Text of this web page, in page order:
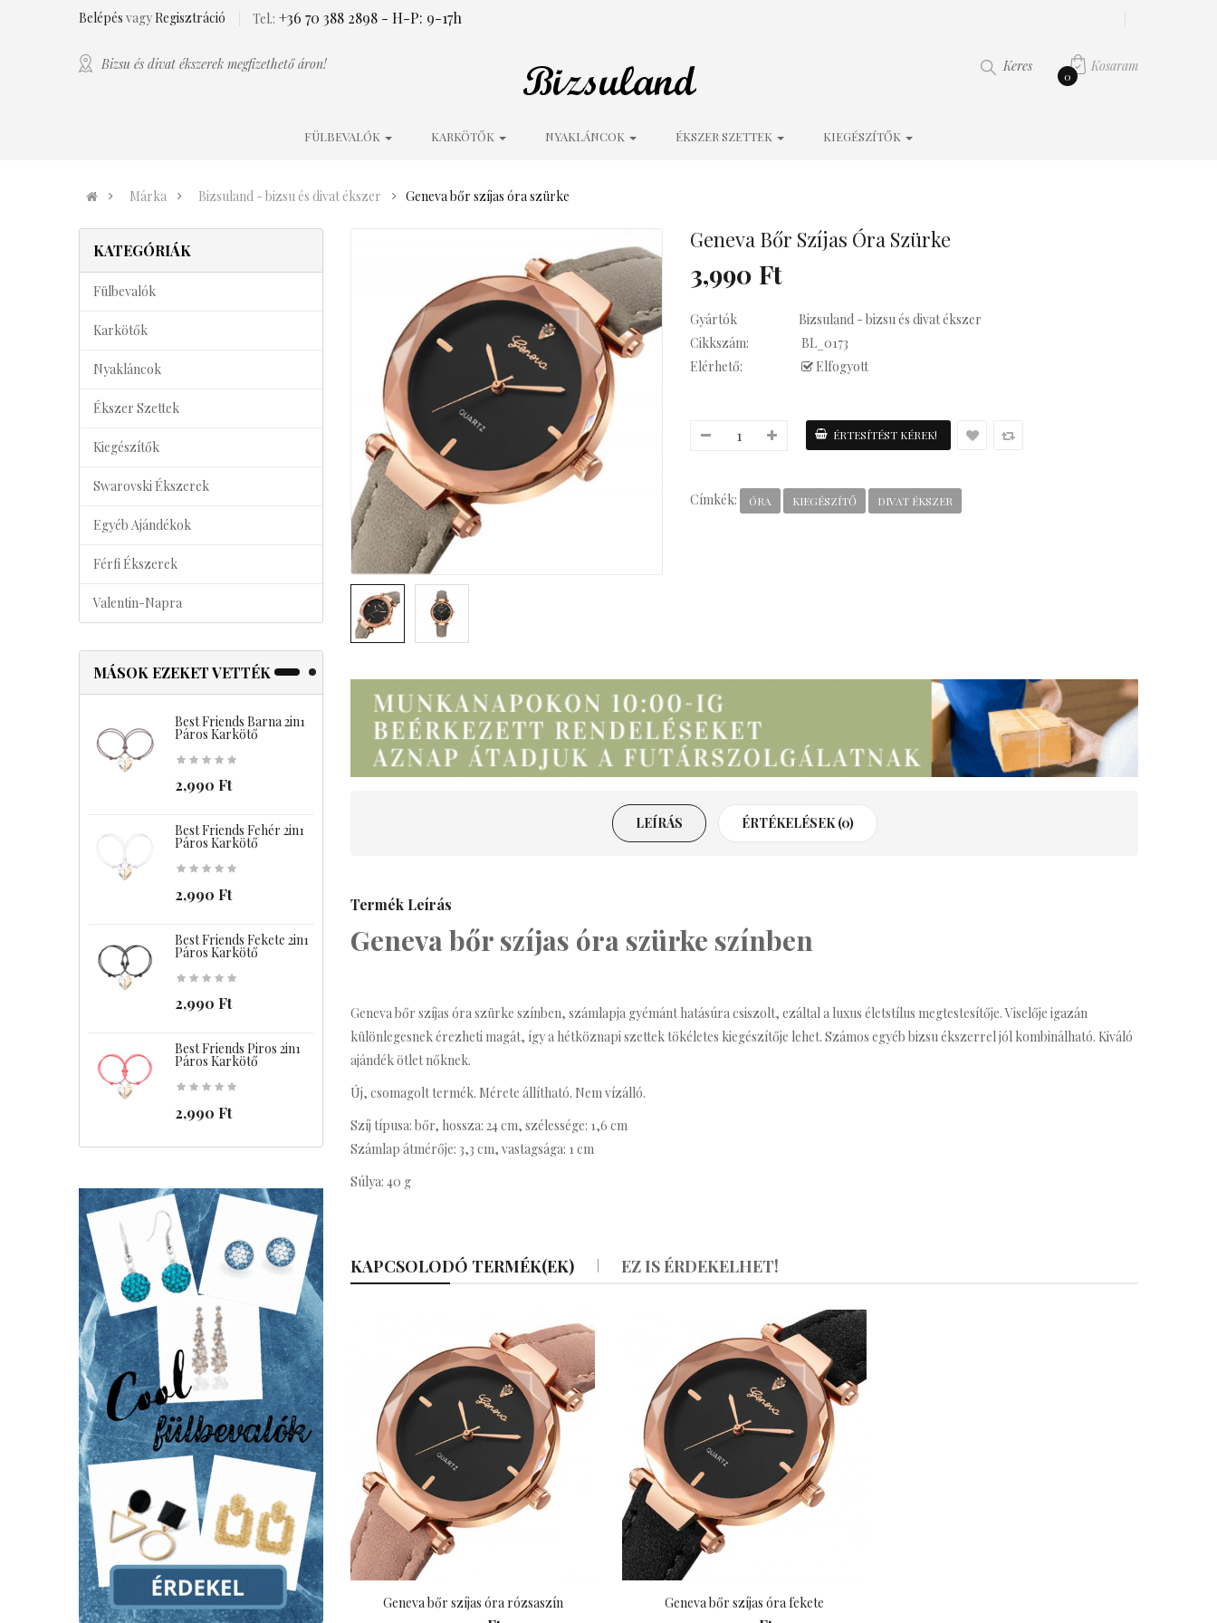
Belépés vagyRegisztráció Tel.: +36 70 388 2898 - H-P: 9-17h
Bizsu és divat ékszerek megfizethető áron! Kosaram
0
Keres
FÜLBEVALÓK KARKÖTŐK NYAKLÁNCOK ÉKSZER SZETTEK KIEGÉSZÍTŐK
Márka Bizsuland - bizsu és divat ékszer Geneva bőr szíjas óra szürke
KATEGÓRIÁK
Fülbevalók
Karkötők
Nyakláncok
Ékszer Szettek
Kiegészítők
Swarovski Ékszerek
Egyéb Ajándékok
Férfi Ékszerek
Valentin-Napra
MÁSOK EZEKET VETTÉK
Best Friends Barna 2in1
Páros Karkötő
2,990 Ft
Best Friends Fehér 2in1
Páros Karkötő
2,990 Ft
Best Friends Fekete 2in1
Páros Karkötő
2,990 Ft
Best Friends Piros 2in1
Páros Karkötő
2,990 Ft
Beverly Bizsu Statement
Nyaklánc
3,590 Ft
Britney Bizsu Statement
Nyaklánc
3,990 Ft
Nyaklánc
Geneva Bőr Szíjas Óra Szürke
3,990 Ft
Gyártók
Bizsuland - bizsu és divat ékszer
Cikkszám:
BL_0173
Elérhető:
Elfogyott
Címkék: ÓRA KIEGÉSZÍTŐ DIVAT ÉKSZER
LEÍRÁS ÉRTÉKELÉSEK (0)
Termék Leírás
Geneva bőr szíjas óra szürke színben
Geneva bőr szíjas óra szürke színben, számlapja gyémánt hatásúra csiszolt, ezáltal a luxus életstílus megtestesítője. Viselője igazán
különlegesnek érezheti magát, így a hétköznapi szettek tökéletes kiegészítője lehet. Számos egyéb bizsu ékszerrel jól kombinálható. Kiváló
ajándék ötlet nőknek.
Új, csomagolt termék. Mérete állítható. Nem vízálló.
Szíj típusa: bőr, hossza: 24 cm, szélessége: 1,6 cm
Számlap átmérője: 3,3 cm, vastagsága: 1 cm
Súlya: 40 g
KAPCSOLODÓ TERMÉK(EK) EZ IS ÉRDEKELHET!
Geneva bőr szíjas óra rózsaszín Geneva bőr szíjas óra fekete